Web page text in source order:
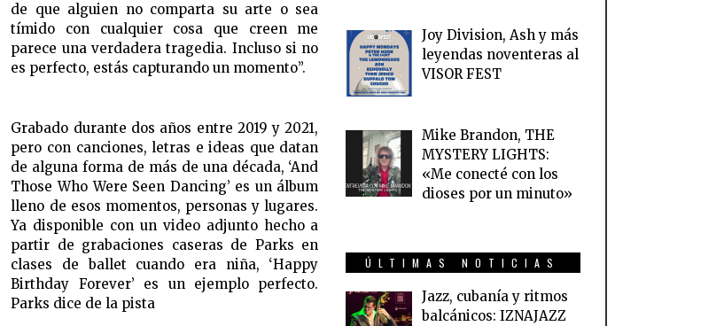
de que alguien no comparta su arte o sea
tímido con cualquier cosa que creen me
parece una verdadera tragedia. Incluso si no
es perfecto, estás capturando un momento”.
Grabado durante dos años entre 2019 y 2021,
pero con canciones, letras e ideas que datan
de alguna forma de más de una década, ‘And
Those Who Were Seen Dancing’ es un álbum
lleno de esos momentos, personas y lugares.
Ya disponible con un video adjunto hecho a
partir de grabaciones caseras de Parks en
clases de ballet cuando era niña, ‘Happy
Birthday Forever’ es un ejemplo perfecto.
Parks dice de la pista
Joy Division, Ash y más
leyendas noventeras al
VISOR FEST
Mike Brandon, THE
MYSTERY LIGHTS:
«Me conecté con los
dioses por un minuto»
ÚLTIMAS NOTICIAS
Jazz, cubanía y ritmos
balcánicos: IZNAJAZZ